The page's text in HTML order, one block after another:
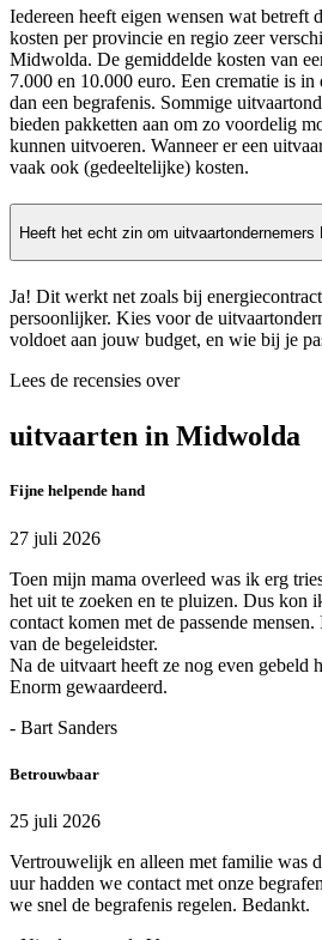
Iedereen heeft eigen wensen wat betreft
kosten per provincie en regio zeer
Midwolda. De gemiddelde kosten van
7.000 en 10.000 euro. Een crematie is
dan een begrafenis. Sommige
bieden pakketten aan om zo voordelig
kunnen uitvoeren. Wanneer er een
vaak ook (gedeeltelijke) kosten.
Heeft het echt zin om uitvaartondernemers
Ja! Dit werkt net zoals bij
persoonlijker. Kies voor de
voldoet aan jouw budget, en wie bij je
Lees de recensies over
uitvaarten in Midwolda
Fijne helpende hand
27 juli 2026
Toen mijn mama overleed was ik erg
het uit te zoeken en te pluizen. Dus kon
contact komen met de passende
van de begeleidster.
Na de uitvaart heeft ze nog even gebeld
Enorm gewaardeerd.
- Bart Sanders
Betrouwbaar
25 juli 2026
Vertrouwelijk en alleen met familie was
uur hadden we contact met onze
we snel de begrafenis regelen. Bedankt.